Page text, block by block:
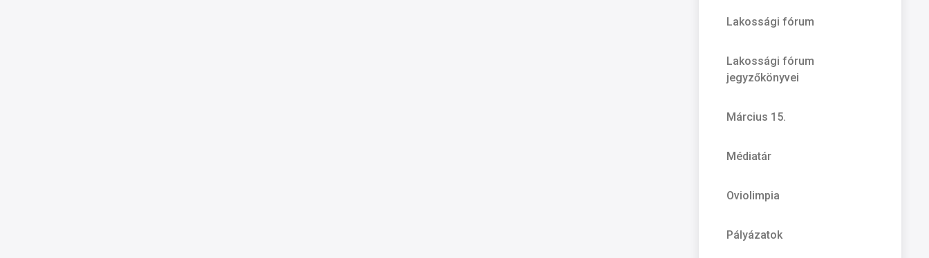
Lakossági fórum
Lakossági fórum
jegyzőkönyvei
Március 15.
Médiatár
Oviolimpia
Pályázatok